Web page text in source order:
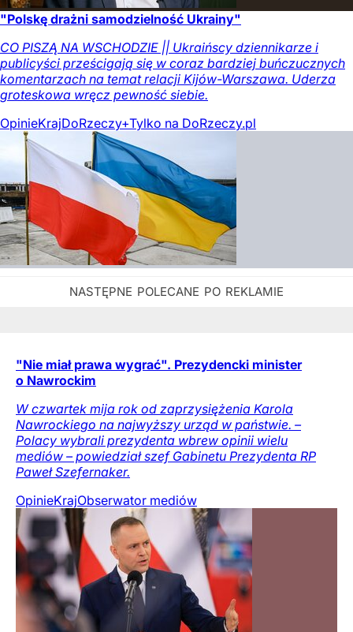
"Polskę drażni samodzielność Ukrainy"
CO PISZĄ NA WSCHODZIE || Ukraińscy dziennikarze i
publicyści prześcigają się w coraz bardziej buńczucznych
komentarzach na temat relacji Kijów-Warszawa. Uderza
groteskowa wręcz pewność siebie.
OpinieKrajDoRzeczy+Tylko na DoRzeczy.pl
"Nie miał prawa wygrać". Prezydencki minister
o Nawrockim
W czwartek mija rok od zaprzysiężenia Karola
Nawrockiego na najwyższy urząd w państwie. –
Polacy wybrali prezydenta wbrew opinii wielu
mediów – powiedział szef Gabinetu Prezydenta RP
Paweł Szefernaker.
OpinieKrajObserwator mediów